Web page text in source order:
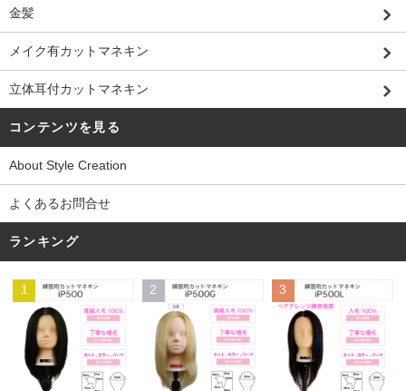
金髪
メイク有カットマネキン
立体耳付カットマネキン
コンテンツを見る
About Style Creation
よくあるお問合せ
ランキング
1 2 3